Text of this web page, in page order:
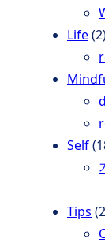
Life
Self
Tips